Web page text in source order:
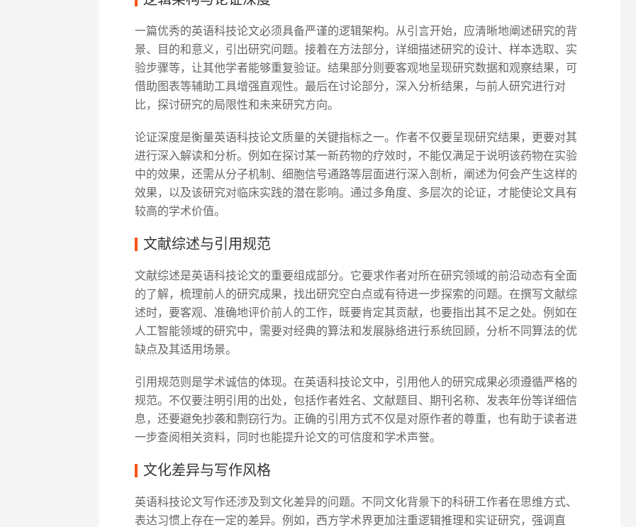
一篇优秀的英语科技论文必须具备严谨的逻辑架构。从引言开始，应清晰地阐述研究的背
景、目的和意义，引出研究问题。接着在方法部分，详细描述研究的设计、样本选取、实
验步骤等，让其他学者能够重复验证。结果部分则要客观地呈现研究数据和观察结果，可
借助图表等辅助工具增强直观性。最后在讨论部分，深入分析结果，与前人研究进行对
比，探讨研究的局限性和未来研究方向。
论证深度是衡量英语科技论文质量的关键指标之一。作者不仅要呈现研究结果，更要对其
进行深入解读和分析。例如在探讨某一新药物的疗效时，不能仅满足于说明该药物在实验
中的效果，还需从分子机制、细胞信号通路等层面进行深入剖析，阐述为何会产生这样的
效果，以及该研究对临床实践的潜在影响。通过多角度、多层次的论证，才能使论文具有
较高的学术价值。
文献综述与引用规范
文献综述是英语科技论文的重要组成部分。它要求作者对所在研究领域的前沿动态有全面
的了解，梳理前人的研究成果，找出研究空白点或有待进一步探索的问题。在撰写文献综
述时，要客观、准确地评价前人的工作，既要肯定其贡献，也要指出其不足之处。例如在
人工智能领域的研究中，需要对经典的算法和发展脉络进行系统回顾，分析不同算法的优
缺点及其适用场景。
引用规范则是学术诚信的体现。在英语科技论文中，引用他人的研究成果必须遵循严格的
规范。不仅要注明引用的出处，包括作者姓名、文献题目、期刊名称、发表年份等详细信
息，还要避免抄袭和剽窃行为。正确的引用方式不仅是对原作者的尊重，也有助于读者进
一步查阅相关资料，同时也能提升论文的可信度和学术声誉。
文化差异与写作风格
英语科技论文写作还涉及到文化差异的问题。不同文化背景下的科研工作者在思维方式、
表达习惯上存在一定的差异。例如，西方学术界更加注重逻辑推理和实证研究，强调直